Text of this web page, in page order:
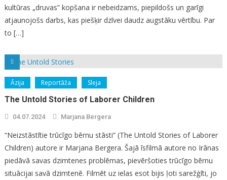
kultūras „druvas” kopšana ir nebeidzams, piepildošs un garīgi
atjaunojošs darbs, kas piešķir dzīvei daudz augstāku vērtību. Par
to […]
Āzija Reportāža Sleja
The Untold Stories of Laborer Children
04.07.2024 Marjana Bergera
“Neizstāstītie trūcīgo bērnu stāsti” (The Untold Stories of Laborer
Children) autore ir Marjana Bergera. Šajā īsfilmā autore no Irānas
piedāvā savas dzimtenes problēmas, pievēršoties trūcīgo bērnu
situācijai savā dzimtenē. Filmēt uz ielas esot bijis ļoti sarežģīti, jo